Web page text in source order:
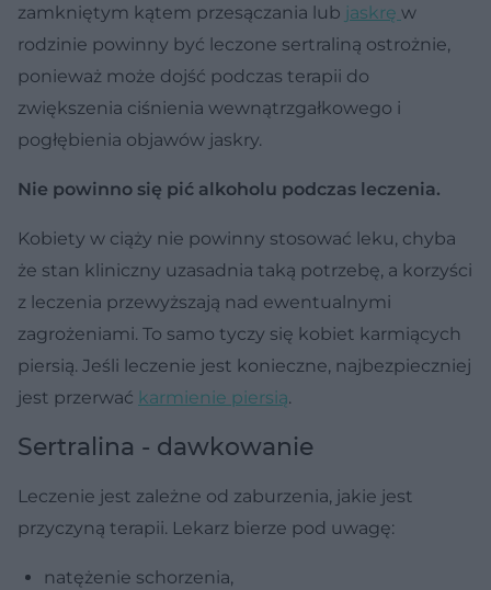
zamkniętym kątem przesączania lub jaskrę w
rodzinie powinny być leczone sertraliną ostrożnie,
ponieważ może dojść podczas terapii do
zwiększenia ciśnienia wewnątrzgałkowego i
pogłębienia objawów jaskry.
Nie powinno się pić alkoholu podczas leczenia.
Kobiety w ciąży nie powinny stosować leku, chyba
że stan kliniczny uzasadnia taką potrzebę, a korzyści
z leczenia przewyższają nad ewentualnymi
zagrożeniami. To samo tyczy się kobiet karmiących
piersią. Jeśli leczenie jest konieczne, najbezpieczniej
jest przerwać karmienie piersią.
Sertralina - dawkowanie
Leczenie jest zależne od zaburzenia, jakie jest
przyczyną terapii. Lekarz bierze pod uwagę:
natężenie schorzenia,